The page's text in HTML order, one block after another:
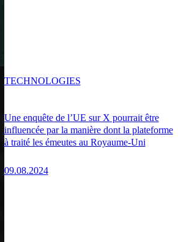
Une enquête de l’UE sur X pourrait être
influencée par la manière dont la plateforme
à traité les émeutes au Royaume-Uni
09.08.2024
TECHNOLOGIES